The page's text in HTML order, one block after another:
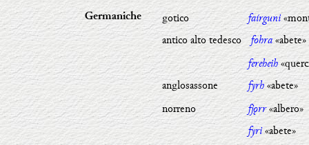
Germaniche gotico faírguni
antico alto tedesco
fohra«abete»
fereheih
anglosassone
fyrh«abete»
norreno
fjǫrr«albero»
fyri«abete»